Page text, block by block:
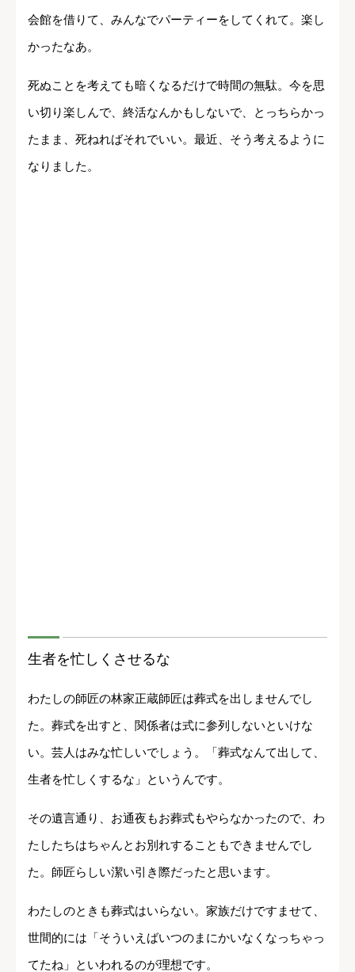
会館を借りて、みんなでパーティーをしてくれて。楽し
かったなあ。
死ぬことを考えても暗くなるだけで時間の無駄。今を思
い切り楽しんで、終活なんかもしないで、とっちらかっ
たまま、死ねればそれでいい。最近、そう考えるように
なりました。
生者を忙しくさせるな
わたしの師匠の林家正蔵師匠は葬式を出しませんでし
た。葬式を出すと、関係者は式に参列しないといけな
い。芸人はみな忙しいでしょう。「葬式なんて出して、
生者を忙しくするな」というんです。
その遺言通り、お通夜もお葬式もやらなかったので、わ
たしたちはちゃんとお別れすることもできませんでし
た。師匠らしい潔い引き際だったと思います。
わたしのときも葬式はいらない。家族だけですませて、
世間的には「そういえばいつのまにかいなくなっちゃっ
てたね」といわれるのが理想です。